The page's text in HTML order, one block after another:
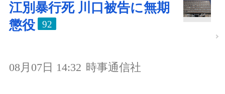
江別暴行死 川口被告に無期
懲役
92
08月07日 14:32 時事通信社